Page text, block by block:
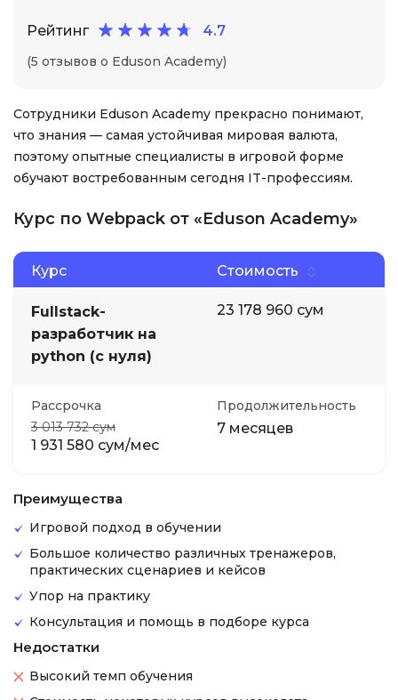
Рейтинг 4.7
(5 отзывов о Eduson Academy)
Сотрудники Eduson Academy прекрасно понимают,
что знания — самая устойчивая мировая валюта,
поэтому опытные специалисты в игровой форме
обучают востребованным сегодня IT-профессиям.
Курс по Webpack от «Eduson Academy»
Курс Стоимость
Fullstack-
разработчик на
python (с нуля)
23 178 960 сум
Рассрочка
3 013 732 сум
1 931 580 сум/мес
Продолжительность
7 месяцев
Преимущества
Игровой подход в обучении
Большое количество различных тренажеров,
практических сценариев и кейсов
Упор на практику
Консультация и помощь в подборе курса
Недостатки
Высокий темп обучения